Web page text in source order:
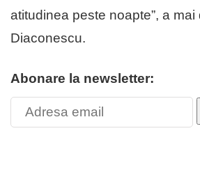
atitudinea peste noapte”, a
Diaconescu.
Abonare la newsletter: